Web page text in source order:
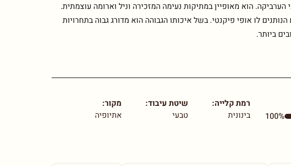
הערביקה. הוא מאופיין במתיקות נעימה המזכירה וניל וארומה עוצמתית.
לו אופי פיקנטי. בשל איכותו הגבוהה הוא מדורג גבוה בתחרויות
ביותר.
100%
רמת קלייה:
בינונית
שיטת עיבוד:
טבעי
מקור:
אתיופיה